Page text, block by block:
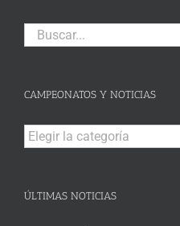
Buscar:
CAMPEONATOS Y NOTICIAS
Campeonatos
y
ÚLTIMAS NOTICIAS